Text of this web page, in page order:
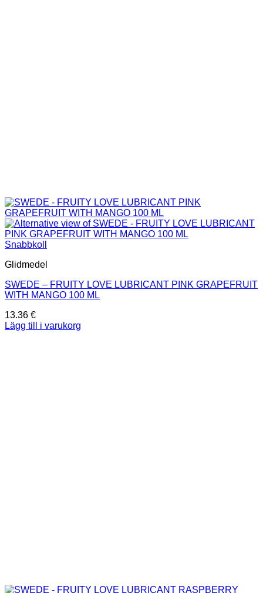
Snabbkoll
Glidmedel
SWEDE – FRUITY LOVE LUBRICANT PINK GRAPEFRUIT
WITH MANGO 100 ML
13.36 €
Lägg till i varukorg